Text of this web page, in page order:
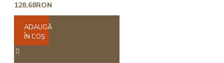
128,68RON
ADAUGĂ
ÎN COŞ